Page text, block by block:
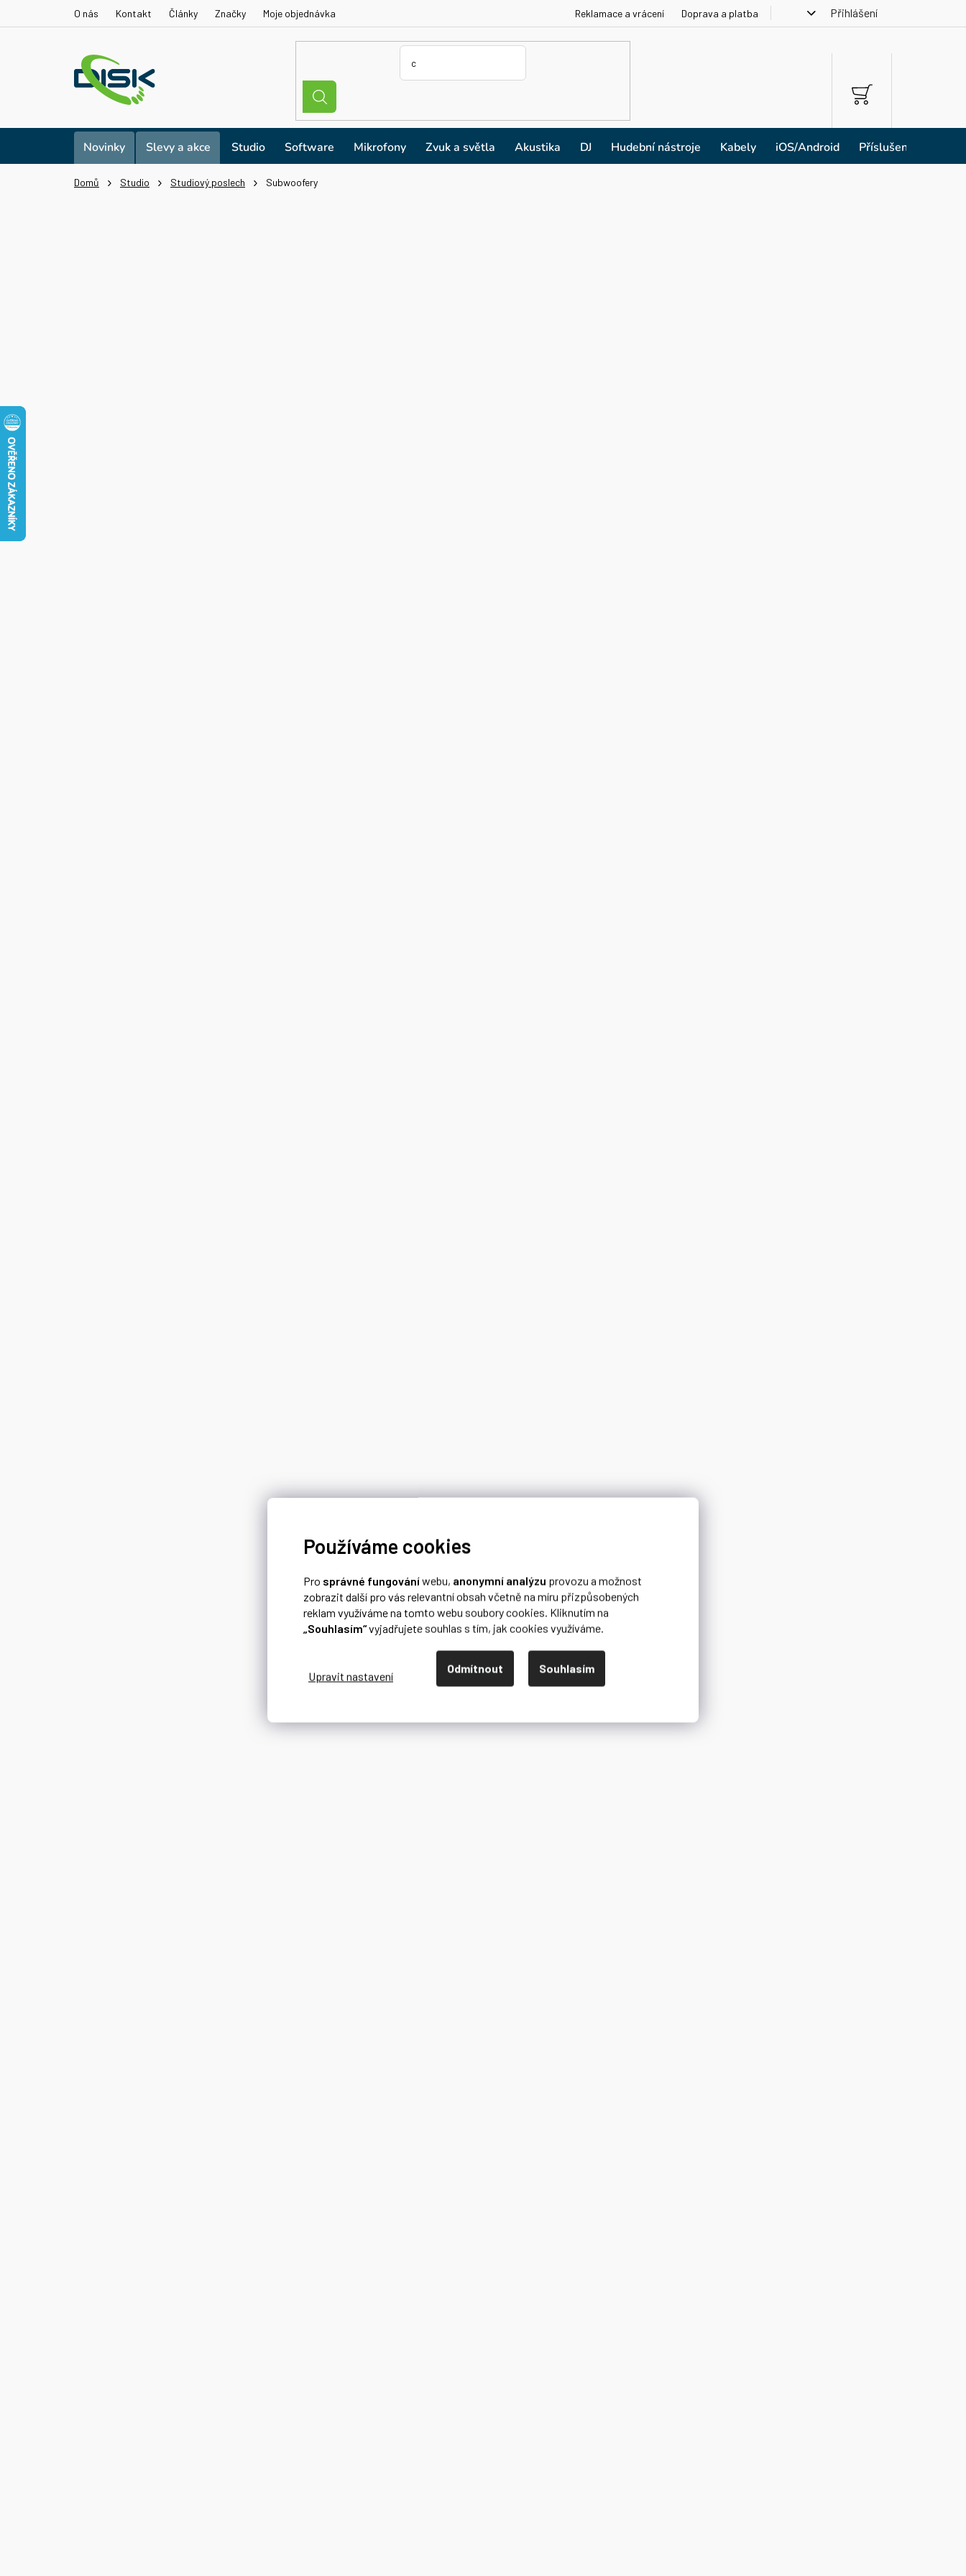
Používáme cookies
Pro správné fungováníwebu, anonymní analýzu provozu a možnost
zobrazit další pro vás relevantní obsah včetně na míru přizpůsobených
reklam využíváme na tomto webu soubory cookies. Kliknutím na
„Souhlasím“vyjadřujete souhlas s tím, jak cookies využíváme.
Odmítnout Souhlasím
O nás Kontakt Články Značky Moje objednávka Reklamace a vrácení Doprava a platba Přihlášení
NÁKUPNÍ
KOŠÍK
Novinky Slevy a akce Studio Software Mikrofony Zvuk a světla Akustika DJ Hudební nástroje Kabely iOS/Android Příslušenství
Domů Studio Studiový poslech Subwoofery